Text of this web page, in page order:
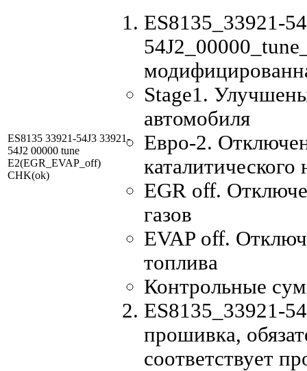
ES8135 33921-54J3 33921-
54J2 00000 tune
E2(EGR_EVAP_off)
CHK(ok)
ES8135_33921-
Stage1.
автомобиля
Евро-2.
каталитического
EGR off.
газов
EVAP off.
топлива
Контрольные
ES8135_33921-
прошивка,
соответствует